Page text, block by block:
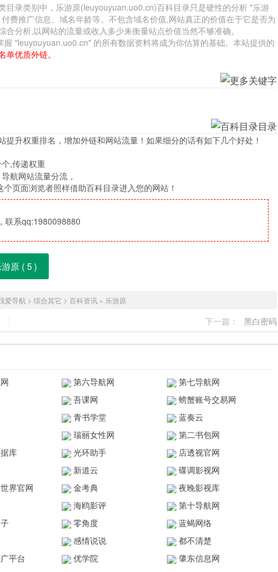
录类别中，乐游原(leuyouyuan.uo0.cn)百科目录只是硬性的分析 "乐游
费推广信息、域名年龄等。不包含域名价值,网站真正的价值在于它是否为
分析,以网站的流量或收入多少来衡量站点价值当然不够准确。
"leuyouyuan.uo0.cn" 的所有数据资料将成为你估算的基础。本站提供的
优质外链。
升权重排名，增加外链和网站流量！如果细分的话有如下几个好处！
,传递权重
航网站流量分流，
页面浏览者照样借助百科目录进入您的网站！
联系qq:1980098880
原 ( 5)
爱导航 > 综合其它 > 百科资讯» 乐游原
下一篇： 黑白密码
第六导航网
第七导航网
吾课网
螃蟹账号交易网
青书学堂
蓝奏云
瑞丽女性网
第二书包网
库 光环助手
店透视官网
新道云
碟调影视网
界官网 金考典
夜晚影视库
海鸥影评
第十导航网
零角度
蓝蝎网络
感情说说
都不清楚
平台 优学院 肇东信息网